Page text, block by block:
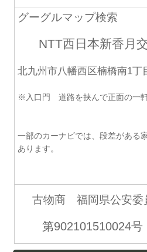
グーグルマップ検索
NTT西日本新香月
北九州市八幡西区楠橋南1丁
※入口門 道路を挟んで正面の一
一部のカーナビでは、段差がある
あります。
古物商 福岡県公安委
第902101510024号